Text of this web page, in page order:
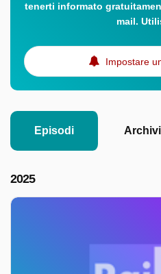
tenerti informato
mail.
Impostare
Episodi
2025